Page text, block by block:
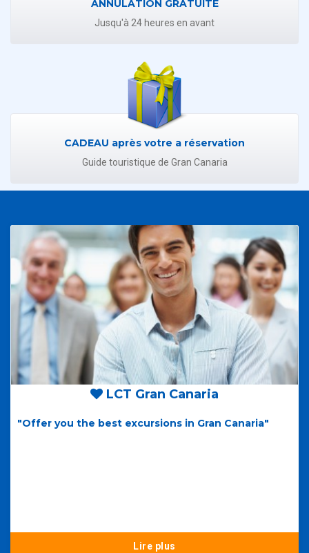
ANNULATION GRATUITE
Jusqu'à 24 heures en avant
CADEAU après votre a réservation
Guide touristique de Gran Canaria
LCT Gran Canaria
"Offer you the best excursions in Gran Canaria"
Lire plus